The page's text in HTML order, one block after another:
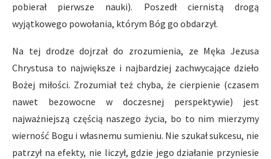
pobierał pierwsze nauki). Poszedł ciernistą drogą
wyjątkowego powołania, którym Bóg go obdarzył.
Na tej drodze dojrzał do zrozumienia, ze Męka Jezusa
Chrystusa to największe i najbardziej zachwycające dzieło
Bożej miłości. Zrozumiał też chyba, że cierpienie (czasem
nawet bezowocne w doczesnej perspektywie) jest
najważniejszą częścią naszego życia, bo to nim mierzymy
wierność Bogu i własnemu sumieniu. Nie szukał sukcesu, nie
patrzył na efekty, nie liczył, gdzie jego działanie przyniesie